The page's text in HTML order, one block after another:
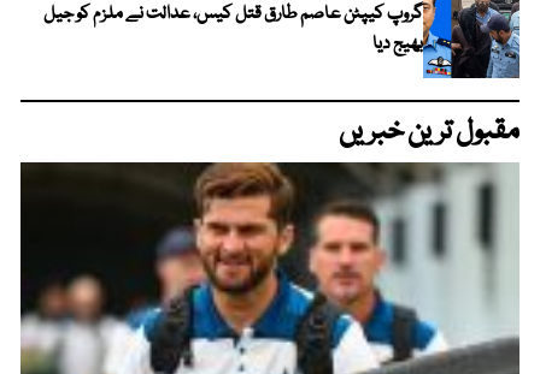
گروپ کیپٹن عاصم طارق قتل کیس، عدالت نے ملزم کو جیل
بھیج دیا
مقبول ترین خبریں